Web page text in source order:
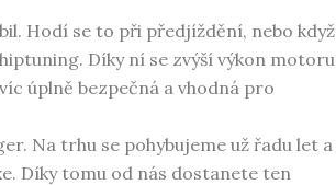
Hodí se to při předjíždění, nebo když
Díky ní se zvýší výkon motoru
úplně bezpečná a vhodná pro
Na trhu se pohybujeme už řadu let a
Díky tomu od nás dostanete ten